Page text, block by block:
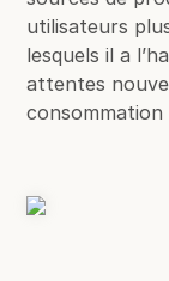
utilisateurs
lesquels il a
attentes
consommation